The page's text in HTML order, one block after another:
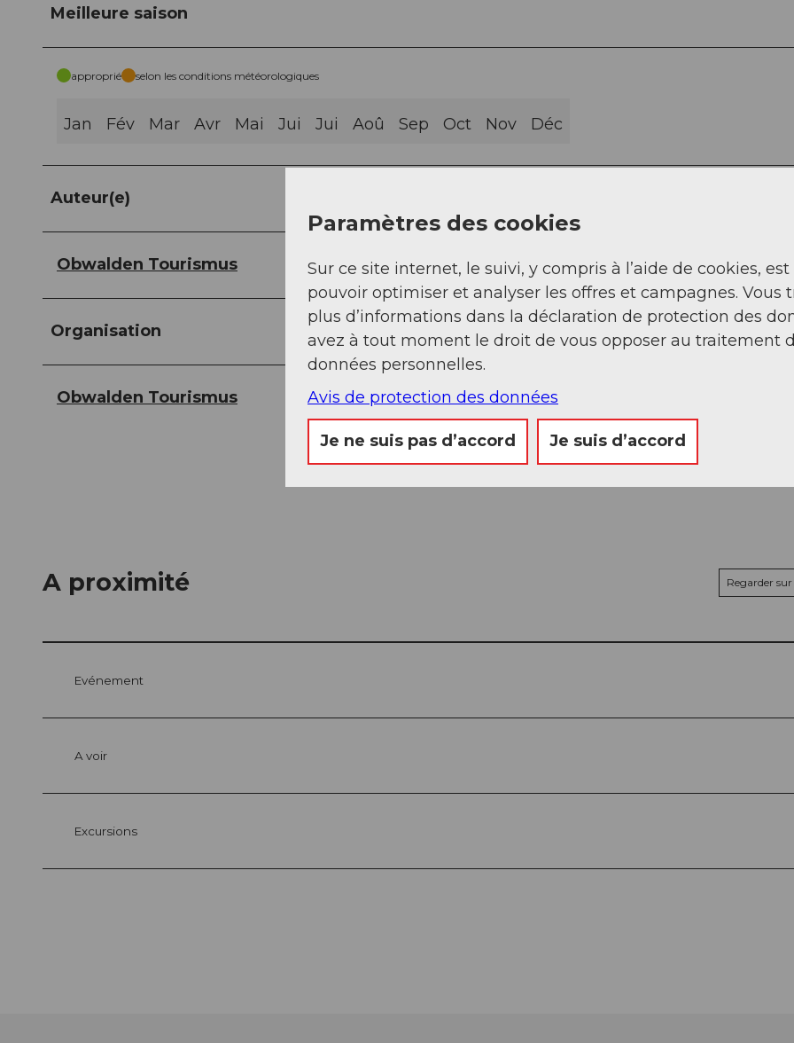
Meilleure saison
approprié selon les conditions météorologiques
Jan Fév Mar Avr Mai Jui Jui Aoû Sep Oct Nov Déc
Auteur(e)
Obwalden Tourismus
Organisation
Obwalden Tourismus
A proximité Regarder
Evénement
A voir
Excursions
Paramètres des cookies
Sur ce site internet, le suivi, y compris à l’aide de cookies,
pouvoir optimiser et analyser les offres et campagnes. Vous
plus d’informations dans la déclaration de protection des
avez à tout moment le droit de vous opposer au traitement
données personnelles.
Avis de protection des données
Je ne suis pas d’accord Je suis d’accord